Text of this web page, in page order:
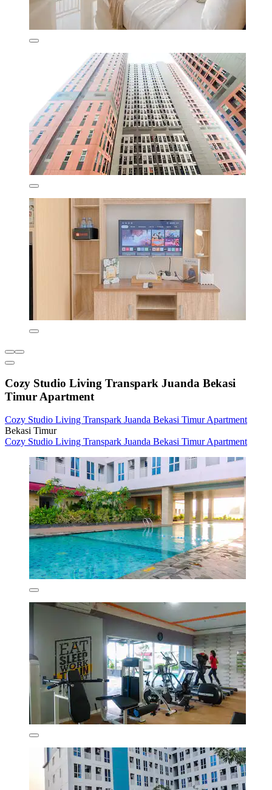
Cozy Studio Living Transpark Juanda Bekasi
Timur Apartment
Cozy Studio Living Transpark Juanda Bekasi Timur Apartment
Bekasi Timur
Cozy Studio Living Transpark Juanda Bekasi Timur Apartment